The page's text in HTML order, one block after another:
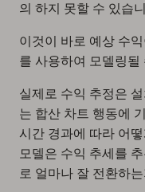
의 하지 못할 수 있습
이것이 바로 예상 수
를 사용하여 모델링될
실제로 수익 추정은
는 합산 차트 행동에
시간 경과에 따라 어
모델은 수익 추세를
로 얼마나 잘 전환하